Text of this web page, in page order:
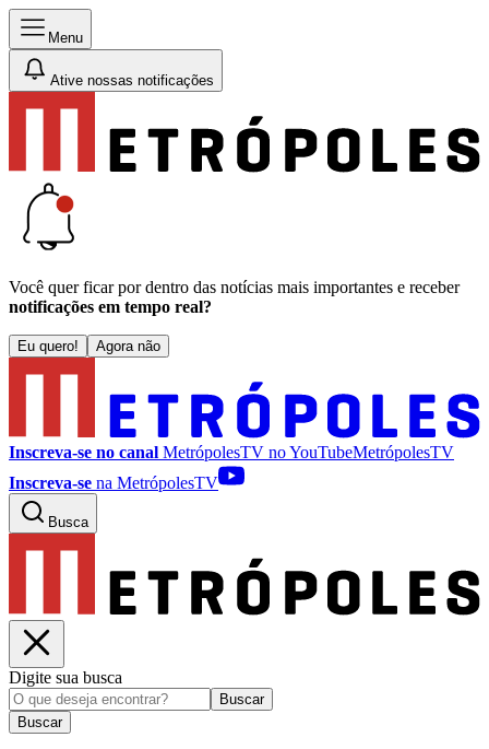
Menu
Ative nossas notificações
Você quer ficar por dentro das notícias mais importantes e receber
notificações em tempo real?
Eu quero! Agora não
Inscreva-se no canal MetrópolesTV noYouTubeMetrópolesTV
Inscreva-se na MetrópolesTV
Busca
Digite sua busca
Buscar
Buscar